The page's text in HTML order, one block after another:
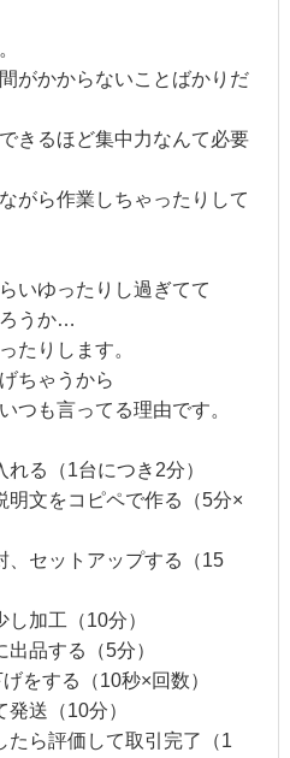
がかからないことばかりだ
きるほど集中力なんて必要
がら作業しちゃったりして
いゆったりし過ぎてて
うか…
たりします。
ちゃうから
つも言ってる理由です。
る（1台につき2分）
明文をコピペで作る（5分×
、セットアップする（15
加工（10分）
品する（5分）
をする（10秒×回数）
送（10分）
たら評価して取引完了（1